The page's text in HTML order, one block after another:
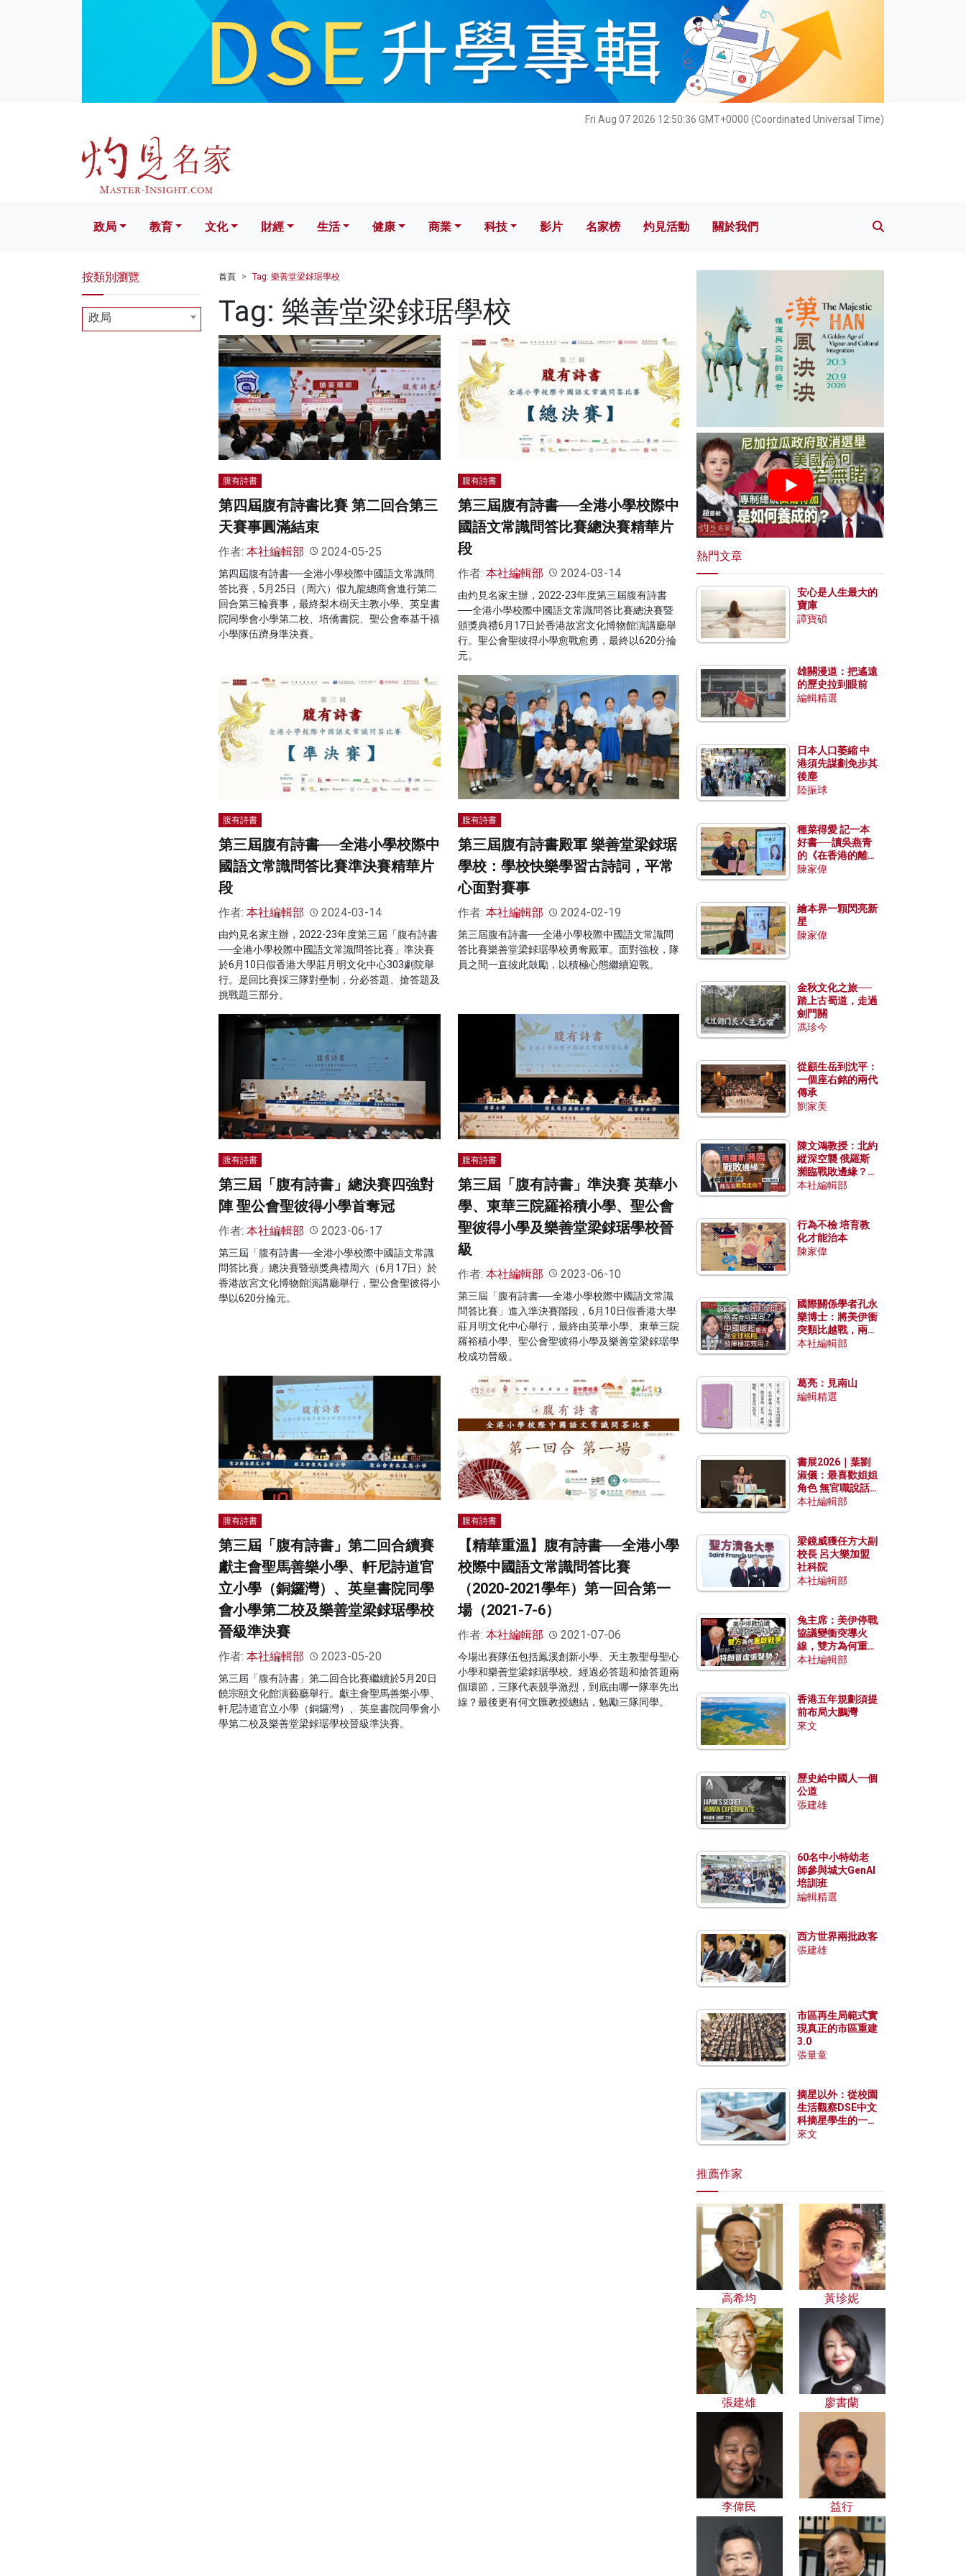
Fri Aug 07 2026 12:50:37 GMT+0000 (Coordinated Universal Time)
文化 財經 生活 健康 科技 影片 名家榜 灼見活動 關於我們
政局 教育 文化 財經 生活 健康 商業 科技 影片 名家榜 灼見活動 關於我們
首頁 Tag: 樂善堂梁銶琚學校
Tag: 樂善堂梁銶琚學校
腹有詩書
第四屆腹有詩書比賽 第二回合第三
天賽事圓滿結束
作者: 本社編輯部 2024-05-25
第四屆腹有詩書──全港小學校際中國語文常識問
答比賽，5月25日（周六）假九龍總商會進行第二
回合第三輪賽事，最終梨木樹天主教小學、英皇書
院同學會小學第二校、培僑書院、聖公會奉基千禧
小學隊伍躋身準決賽。
腹有詩書
第三屆腹有詩書──全港小學校際中
國語文常識問答比賽總決賽精華片
段
作者: 本社編輯部 2024-03-14
由灼見名家主辦，2022-23年度第三屆腹有詩書
──全港小學校際中國語文常識問答比賽總決賽暨
頒獎典禮6月17日於香港故宮文化博物館演講廳舉
行。聖公會聖彼得小學愈戰愈勇，最終以620分掄
元。
腹有詩書
第三屆腹有詩書──全港小學校際中
國語文常識問答比賽準決賽精華片
段
作者: 本社編輯部 2024-03-14
由灼見名家主辦，2022-23年度第三屆「腹有詩書
──全港小學校際中國語文常識問答比賽」準決賽
於6月10日假香港大學莊月明文化中心303劇院舉
行。是回比賽採三隊對壘制，分必答題、搶答題及
挑戰題三部分。
腹有詩書
第三屆腹有詩書殿軍 樂善堂梁銶琚
學校：學校快樂學習古詩詞，平常
心面對賽事
作者: 本社編輯部 2024-02-19
第三屆腹有詩書──全港小學校際中國語文常識問
答比賽樂善堂梁銶琚學校勇奪殿軍。面對強校，隊
員之間一直彼此鼓勵，以積極心態繼續迎戰。
腹有詩書
第三屆「腹有詩書」總決賽四強對
陣 聖公會聖彼得小學首奪冠
作者: 本社編輯部 2023-06-17
第三屆「腹有詩書──全港小學校際中國語文常識
問答比賽」總決賽暨頒獎典禮周六（6月17日）於
香港故宮文化博物館演講廳舉行，聖公會聖彼得小
學以620分掄元。
腹有詩書
第三屆「腹有詩書」準決賽 英華小
學、東華三院羅裕積小學、聖公會
聖彼得小學及樂善堂梁銶琚學校晉
級
作者: 本社編輯部 2023-06-10
第三屆「腹有詩書──全港小學校際中國語文常識
問答比賽」進入準決賽階段，6月10日假香港大學
莊月明文化中心舉行，最終由英華小學、東華三院
羅裕積小學、聖公會聖彼得小學及樂善堂梁銶琚學
校成功晉級。
腹有詩書
第三屆「腹有詩書」第二回合續賽
獻主會聖馬善樂小學、軒尼詩道官
立小學（銅鑼灣）、英皇書院同學
會小學第二校及樂善堂梁銶琚學校
晉級準決賽
作者: 本社編輯部 2023-05-20
第三屆「腹有詩書」第二回合比賽繼續於5月20日
饒宗頤文化館演藝廳舉行。獻主會聖馬善樂小學、
軒尼詩道官立小學（銅鑼灣）、英皇書院同學會小
學第二校及樂善堂梁銶琚學校晉級準決賽。
腹有詩書
【精華重溫】腹有詩書──全港小學
校際中國語文常識問答比賽
（2020-2021學年）第一回合第一
場（2021-7-6）
作者: 本社編輯部 2021-07-06
今場出賽隊伍包括鳯溪創新小學、天主教聖母聖心
小學和樂善堂梁銶琚學校。經過必答題和搶答題兩
個環節，三隊代表競爭激烈，到底由哪一隊率先出
線？最後更有何文匯教授總結，勉勵三隊同學。
按類別瀏覽
政局
熱門文章
安心是人生最大的
寶庫
譚寶碩
雄關漫道：把遙遠
的歷史拉到眼前
編輯精選
日本人口萎縮 中
港須先謀劃免步其
後塵
陸振球
種菜得愛 記一本
好書──讀吳燕青
的《在香港的離島
種菜》
陳家偉
繪本界一顆閃亮新
星
陳家偉
金秋文化之旅──
踏上古蜀道，走過
劍門關
馮珍今
從顧生岳到沈平：
一個座右銘的兩代
傳承
劉家美
陳文鴻教授：北約
縱深空襲 俄羅斯
瀕臨戰敗邊緣？中
國零部件能左右戰
本社編輯部
行為不檢 培育教
化才能治本
陳家偉
國際關係學者孔永
樂博士：將美伊衝
突類比越戰，兩者
有何異同？中國崛
本社編輯部
葛亮：見南山
編輯精選
書展2026｜葉劉
淑儀：最喜歡姐姐
角色 無官職說話
包袱少
本社編輯部
梁鏡威獲任方大副
校長 呂大樂加盟
社科院
本社編輯部
兔主席：美伊停戰
協議變衝突導火
線，雙方為何重啟
戰爭？伊朗一早洞
本社編輯部
香港五年規劃須提
前布局大鵬灣
來文
歷史給中國人一個
公道
張建雄
60名中小特幼老
師參與城大GenAI
培訓班
編輯精選
西方世界兩批政客
張建雄
市區再生局範式實
現真正的市區重建
3.0
張量童
摘星以外：從校園
生活觀察DSE中文
科摘星學生的一點
特質
來文
推薦作家
高希均 黃珍妮
張建雄 廖書蘭
李偉民 益行